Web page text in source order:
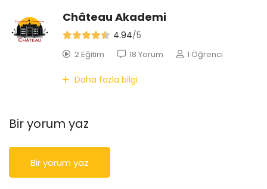
Château Akademi
4.94/5
2 Eğitim 18 Yorum 1 Öğrenci
Daha fazla bilgi
Bir yorum yaz
Bir yorum yaz